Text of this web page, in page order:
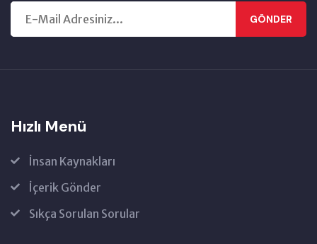
GÖNDER
Hızlı Menü
İnsan Kaynakları
İçerik Gönder
Sıkça Sorulan Sorular